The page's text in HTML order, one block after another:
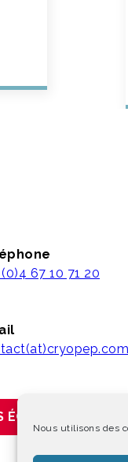
Nous utilisons des
(0)4 67 10 71 20